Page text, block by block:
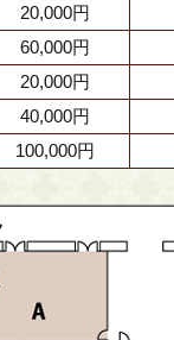
20,000円
60,000円
20,000円
40,000円
100,000円